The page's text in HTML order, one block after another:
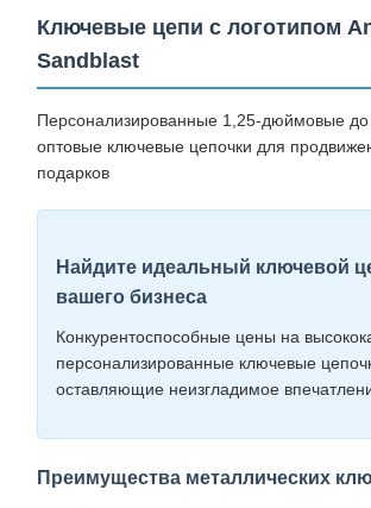
Ключевые цепи с логотипом
Sandblast
Персонализированные 1,25-дюймовые
оптовые ключевые цепочки для
подарков
Найдите идеальный ключевой
вашего бизнеса
Конкурентоспособные цены на
персонализированные ключевые
оставляющие неизгладимое
Преимущества металлических